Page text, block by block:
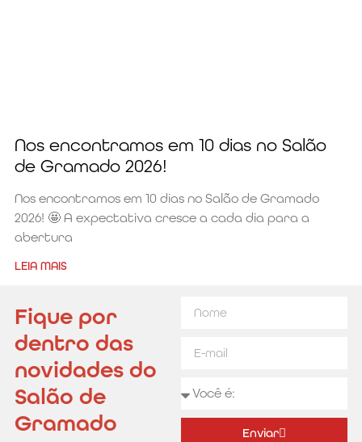
Nos encontramos em 10 dias no Salão
de Gramado 2026!
Nos encontramos em 10 dias no Salão de Gramado
2026! 🤩 A expectativa cresce a cada dia para a
abertura
LEIA MAIS
Fique por
dentro das
novidades do
Salão de
Gramado
Enviar